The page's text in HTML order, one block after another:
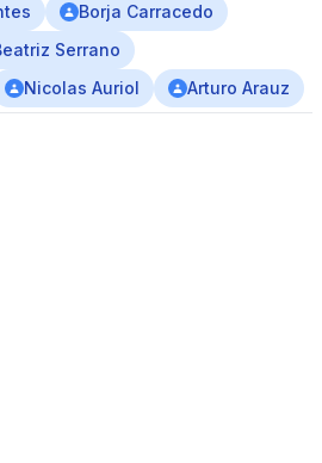
Borja Carracedo
Serrano
Nicolas Auriol Arturo Arauz